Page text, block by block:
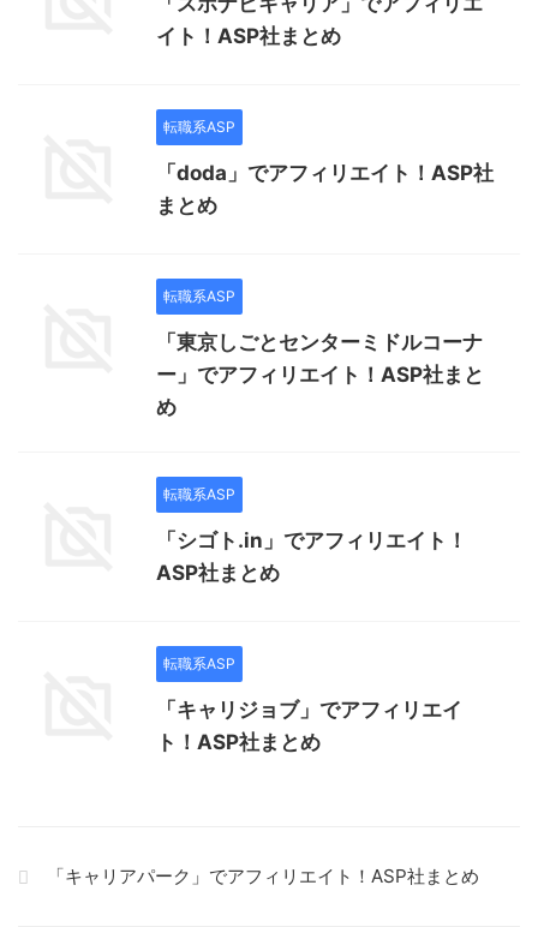
イト！ASP社まとめ
転職系ASP
「doda」でアフィリエイト！ASP社
まとめ
転職系ASP
「東京しごとセンターミドルコーナ
ー」でアフィリエイト！ASP社まと
め
転職系ASP
「シゴト.in」でアフィリエイト！
ASP社まとめ
転職系ASP
「キャリジョブ」でアフィリエイ
ト！ASP社まとめ
「キャリアパーク」でアフィリエイト！ASP社まとめ